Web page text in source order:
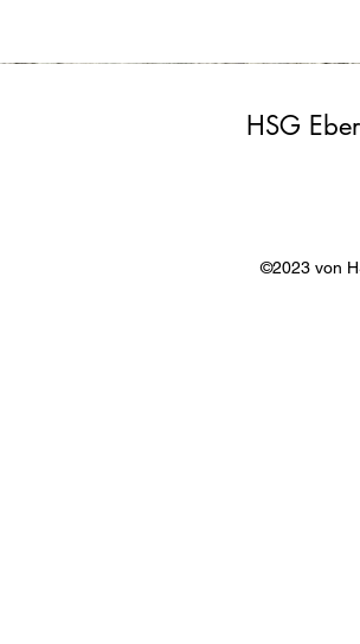
HSG
©2023 von